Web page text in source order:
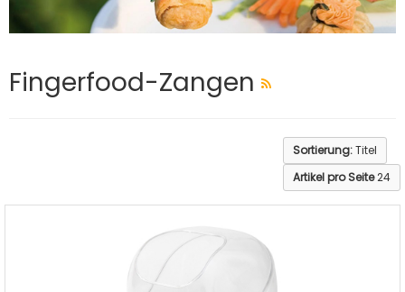
Fingerfood-Zangen
Sortierung:Titel
Artikel pro Seite24